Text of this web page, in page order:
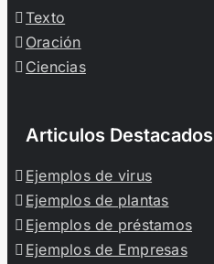
Texto
Oración
Ciencias
Articulos Destacados
Ejemplos de virus
Ejemplos de plantas
Ejemplos de préstamos
Ejemplos de Empresas